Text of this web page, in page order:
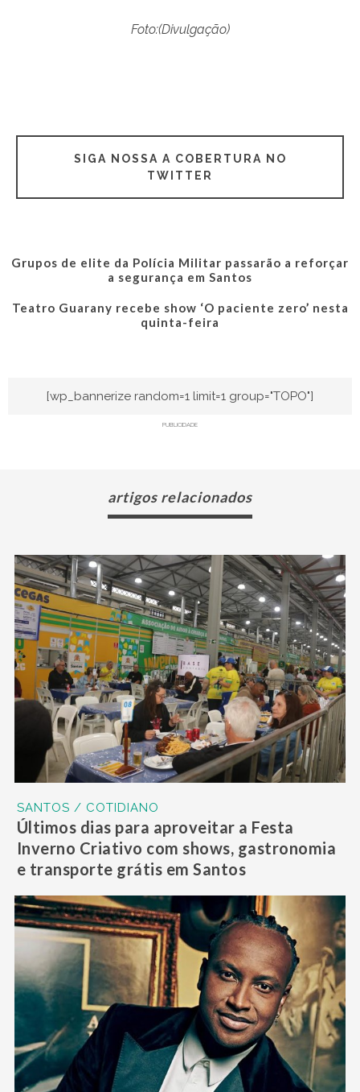
Foto:(Divulgação)
SIGA NOSSA A COBERTURA NO
TWITTER
Grupos de elite da Polícia Militar passarão a reforçar
a segurança em Santos
Teatro Guarany recebe show ‘O paciente zero’ nesta
quinta-feira
[wp_bannerize random=1 limit=1 group="TOPO"]
PUBLICIDADE
artigos relacionados
SANTOS / COTIDIANO
Últimos dias para aproveitar a Festa
Inverno Criativo com shows, gastronomia
e transporte grátis em Santos